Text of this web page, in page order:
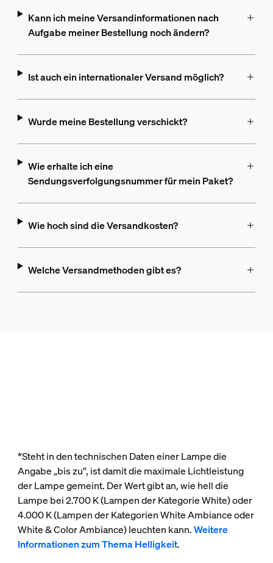
Kann ich meine Versandinformationen nach
Aufgabe meiner Bestellung noch ändern?
Ist auch ein internationaler Versand möglich?
Wurde meine Bestellung verschickt?
Wie erhalte ich eine
Sendungsverfolgungsnummer für mein Paket?
Wie hoch sind die Versandkosten?
Welche Versandmethoden gibt es?
*Steht in den technischen Daten einer Lampe die
Angabe „bis zu“, ist damit die maximale Lichtleistung
der Lampe gemeint. Der Wert gibt an, wie hell die
Lampe bei 2.700 K (Lampen der Kategorie White) oder
4.000 K (Lampen der Kategorien White Ambiance oder
White & Color Ambiance) leuchten kann.Weitere
Informationen zum Thema Helligkeit.